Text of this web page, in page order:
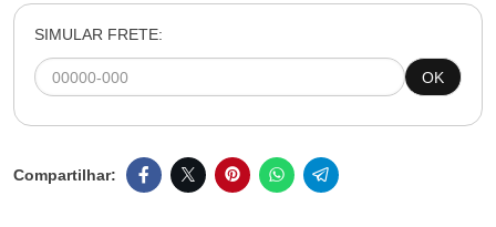
SIMULAR FRETE:
OK